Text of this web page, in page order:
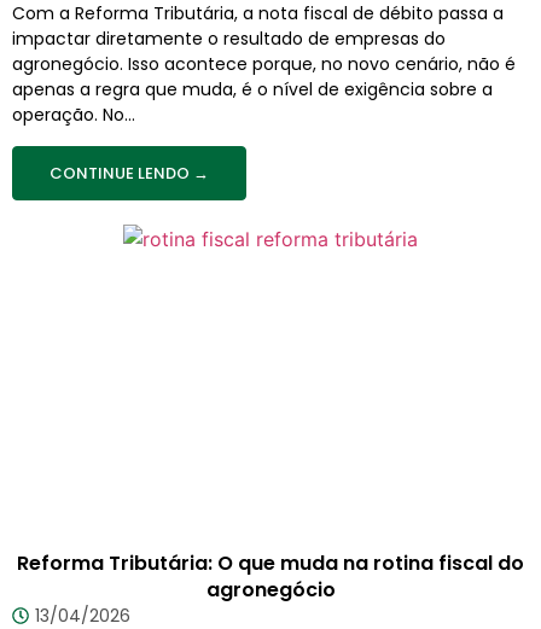
Com a Reforma Tributária, a nota fiscal de débito passa a
impactar diretamente o resultado de empresas do
agronegócio. Isso acontece porque, no novo cenário, não é
apenas a regra que muda, é o nível de exigência sobre a
operação. No...
CONTINUE LENDO →
Reforma Tributária: O que muda na rotina fiscal do
agronegócio
13/04/2026